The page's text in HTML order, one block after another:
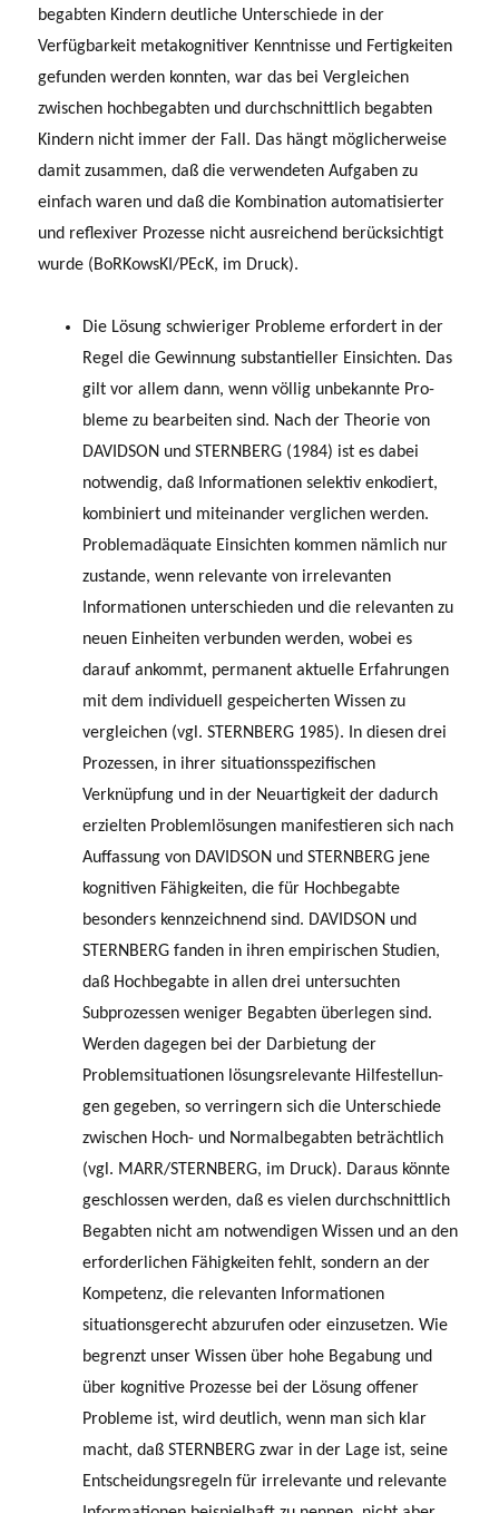
begabten Kindern deutliche Unterschiede in der
Verfügbarkeit metakognitiver Kenntnisse und Fertigkeiten
gefunden werden konnten, war das bei Vergleichen
zwischen hochbegabten und durchschnittlich begabten
Kindern nicht immer der Fall. Das hängt möglicherweise
damit zusammen, daß die verwendeten Aufgaben zu
einfach waren und daß die Kombination automatisierter
und reflexiver Prozesse nicht ausreichend berücksich­tigt
wurde (BoRKowsKI/PEcK, im Druck).
Die Lösung schwieriger Probleme erfordert in der
Regel die Gewinnung substantieller Einsichten. Das
gilt vor allem dann, wenn völlig unbekannte Pro­
bleme zu bearbeiten sind. Nach der Theorie von
DAVIDSON und STERNBERG (1984) ist es dabei
notwendig, daß Informationen selektiv enkodiert,
kombiniert und miteinander verglichen werden.
Problemadäquate Einsichten kommen nämlich nur
zustande, wenn relevante von irrelevanten
Informationen unterschieden und die relevanten zu
neuen Einheiten verbunden werden, wobei es
darauf ankommt, permanent aktuelle Erfahrungen
mit dem individuell gespeicherten Wissen zu
vergleichen (vgl. STERNBERG 1985). In diesen drei
Prozessen, in ihrer situationsspe­zifischen
Verknüpfung und in der Neuartigkeit der dadurch
erzielten Problemlösun­gen manifestieren sich nach
Auffassung von DAVIDSON und STERNBERG jene
kognitiven Fähigkeiten, die für Hochbegabte
besonders kennzeichnend sind. DAVIDSON und
STERNBERG fanden in ihren empirischen Studien,
daß Hochbegabte in allen drei untersuchten
Subprozessen weniger Begabten überlegen sind.
Werden dagegen bei der Darbietung der
Problemsituationen lösungsrelevante Hilfestellun­
gen gegeben, so verringern sich die Unterschiede
zwischen Hoch- und Normalbe­gabten beträchtlich
(vgl. MARR/STERNBERG, im Druck). Daraus könnte
geschlos­sen werden, daß es vielen durchschnittlich
Begabten nicht am notwendigen Wissen und an den
erforderlichen Fähigkeiten fehlt, sondern an der
Kompetenz, die relevanten Informationen
situationsgerecht abzurufen oder einzusetzen. Wie
begrenzt unser Wissen über hohe Begabung und
über kognitive Prozesse bei der Lösung offener
Probleme ist, wird deutlich, wenn man sich klar
macht, daß STERNBERG zwar in der Lage ist, seine
Entscheidungsregeln für irrelevante und relevante